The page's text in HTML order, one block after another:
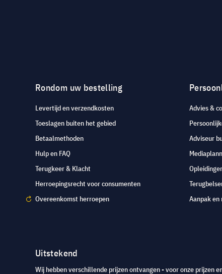
Rondom uw bestelling
Levertijd en verzendkosten
Toeslagen buiten het gebied
Betaalmethoden
Hulp en FAQ
Terugkeer & Klacht
Herroepingsrecht voor consumenten
Overeenkomst herroepen
Advies &
Adviseur
Aanpak
Uitstekend
Wij hebben verschillende prijzen ontvangen - voor onze prijzen